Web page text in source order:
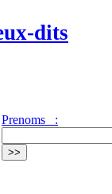
dits
Prenoms :